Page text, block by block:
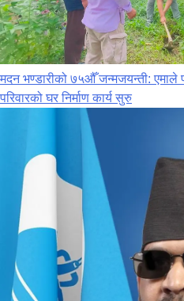
मदन भण्डारीको ७५औँ जन्मजयन्ती: एमाले
परिवारको घर निर्माण कार्य सुरु